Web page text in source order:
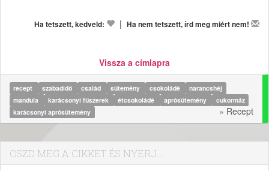
Ha tetszett, kedveld: | Ha nem tetszett, írd meg miért nem!
Vissza a címlapra
recept szabadidő család sütemény csokoládé
narancshéj
mandula
karácsonyi fűszerek étcsokoládé aprósütemény
cukormáz
karácsonyi aprósütemény
» Recept
OSZD MEG A CIKKET ÉS NYERJ...